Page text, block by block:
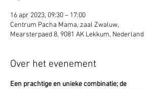
16 apr 2023, 09:30 – 17:00
Centrum Pacha Mama, zaal Zwaluw,
Mearsterpaed 8, 9081 AK Lekkum, Nederland
Over het evenement
Een prachtige en unieke combinatie; de